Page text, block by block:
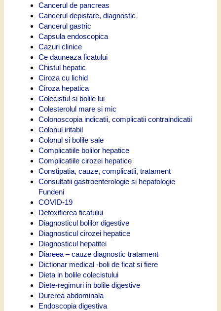
Cancerul de pancreas
Cancerul depistare, diagnostic
Cancerul gastric
Capsula endoscopica
Cazuri clinice
Ce dauneaza ficatului
Chistul hepatic
Ciroza cu lichid
Ciroza hepatica
Colecistul si bolile lui
Colesterolul mare si mic
Colonoscopia indicatii, complicatii contraindicatii
Colonul iritabil
Colonul si bolile sale
Complicatiile bolilor hepatice
Complicatiile cirozei hepatice
Constipatia, cauze, complicatii, tratament
Consultatii gastroenterologie si hepatologie
Fundeni
COVID-19
Detoxifierea ficatului
Diagnosticul bolilor digestive
Diagnosticul cirozei hepatice
Diagnosticul hepatitei
Diareea – cauze diagnostic tratament
Dictionar medical -boli de ficat si fiere
Dieta in bolile colecistului
Diete-regimuri in bolile digestive
Durerea abdominala
Endoscopia digestiva